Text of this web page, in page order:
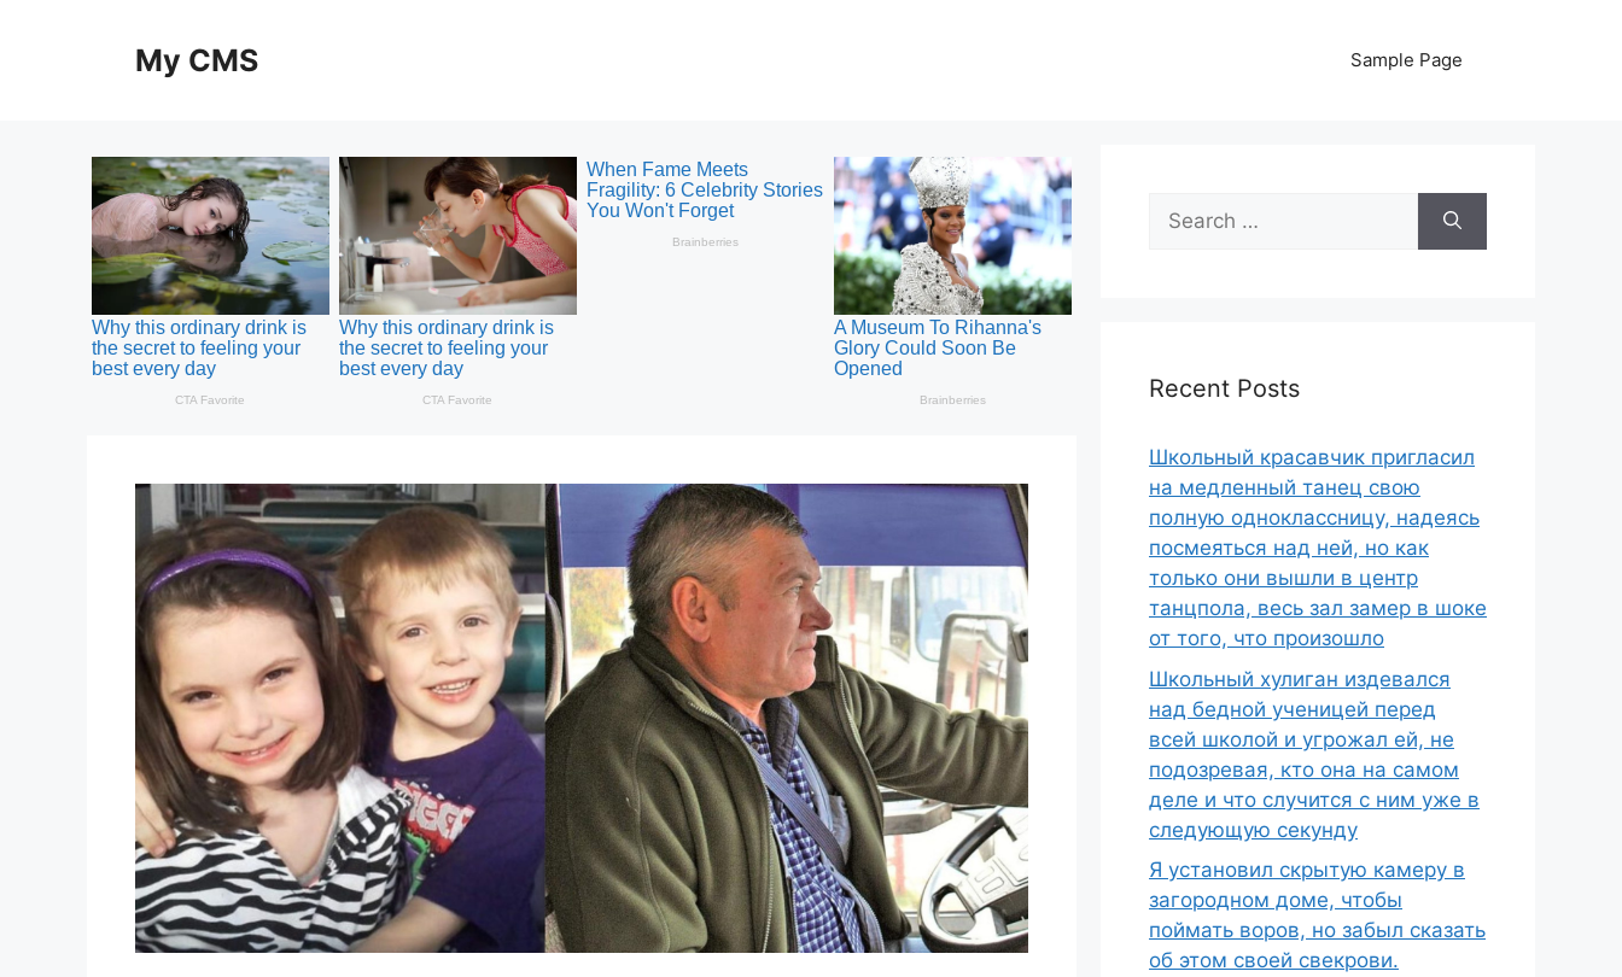
My CMS Sample Page
Search
for:
Recent Posts
Школьный красавчик пригласил
на медленный танец свою
полную одноклассницу, надеясь
посмеяться над ней, но как
только они вышли в центр
танцпола, весь зал замер в шоке
от того, что произошло
Школьный хулиган издевался
над бедной ученицей перед
всей школой и угрожал ей, не
подозревая, кто она на самом
деле и что случится с ним уже в
следующую секунду
Я установил скрытую камеру в
загородном доме, чтобы
поймать воров, но забыл сказать
об этом своей свекрови.